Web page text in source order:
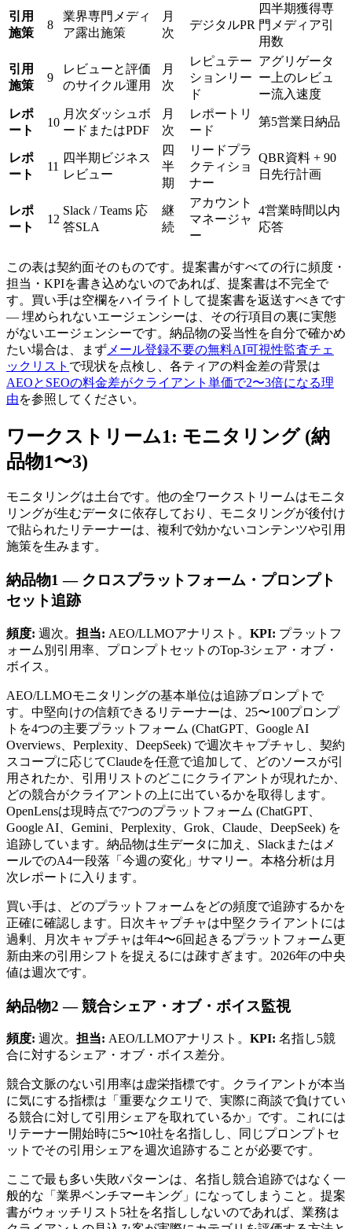
引用
施策
8
業界専門メディ
ア露出施策
月
次
デジタルPR
四半期獲得専
門メディア引
用数
引用
施策
9
レビューと評価
のサイクル運用
月
次
レピュテー
ションリー
ド
アグリゲータ
ー上のレビュ
ー流入速度
レポ
ート
10
月次ダッシュボ
ードまたはPDF
月
次
レポートリ
ード
第5営業日納品
レポ
ート
11
四半期ビジネス
レビュー
四
半
期
リードプラ
クティショ
ナー
QBR資料 + 90
日先行計画
レポ
ート
12
Slack / Teams 応
答SLA
継
続
アカウント
マネージャ
ー
4営業時間以内
応答
この表は契約面そのものです。提案書がすべての行に頻度・
担当・KPIを書き込めないのであれば、提案書は不完全で
す。買い手は空欄をハイライトして提案書を返送すべきです
— 埋められないエージェンシーは、その行項目の裏に実態
がないエージェンシーです。納品物の妥当性を自分で確かめ
たい場合は、まず メール登録不要の無料AI可視性監査チェ
ックリスト で現状を点検し、各ティアの料金差の背景は
AEOとSEOの料金差がクライアント単価で2〜3倍になる理
由を参照してください。
ワークストリーム1: モニタリング (納
品物1〜3)
モニタリングは土台です。他の全ワークストリームはモニタ
リングが生むデータに依存しており、モニタリングが後付け
で貼られたリテーナーは、複利で効かないコンテンツや引用
施策を生みます。
納品物1 — クロスプラットフォーム・プロンプト
セット追跡
頻度: 週次。 担当: AEO/LLMOアナリスト。 KPI: プラットフ
ォーム別引用率、プロンプトセットのTop-3シェア・オブ・
ボイス。
AEO/LLMOモニタリングの基本単位は追跡プロンプトで
す。中堅向けの信頼できるリテーナーは、25〜100プロンプ
トを4つの主要プラットフォーム (ChatGPT、Google AI
Overviews、Perplexity、DeepSeek) で週次キャプチャし、契約
スコープに応じてClaudeを任意で追加して、どのソースが引
用されたか、引用リストのどこにクライアントが現れたか、
どの競合がクライアントの上に出ているかを取得します。
OpenLensは現時点で7つのプラットフォーム (ChatGPT、
Google AI、Gemini、Perplexity、Grok、Claude、DeepSeek) を
追跡しています。納品物は生データに加え、Slackまたはメ
ールでのA4一段落「今週の変化」サマリー。本格分析は月
次レポートに入ります。
買い手は、どのプラットフォームをどの頻度で追跡するかを
正確に確認します。日次キャプチャは中堅クライアントには
過剰、月次キャプチャは年4〜6回起きるプラットフォーム更
新由来の引用シフトを捉えるには疎すぎます。2026年の中央
値は週次です。
納品物2 — 競合シェア・オブ・ボイス監視
頻度: 週次。 担当: AEO/LLMOアナリスト。 KPI: 名指し5競
合に対するシェア・オブ・ボイス差分。
競合文脈のない引用率は虚栄指標です。クライアントが本当
に気にする指標は「重要なクエリで、実際に商談で負けてい
る競合に対して引用シェアを取れているか」です。これには
リテーナー開始時に5〜10社を名指しし、同じプロンプトセ
ットでその引用シェアを週次追跡することが必要です。
ここで最も多い失敗パターンは、名指し競合追跡ではなく一
般的な「業界ベンチマーキング」になってしまうこと。提案
書がウォッチリスト5社を名指ししないのであれば、業務は